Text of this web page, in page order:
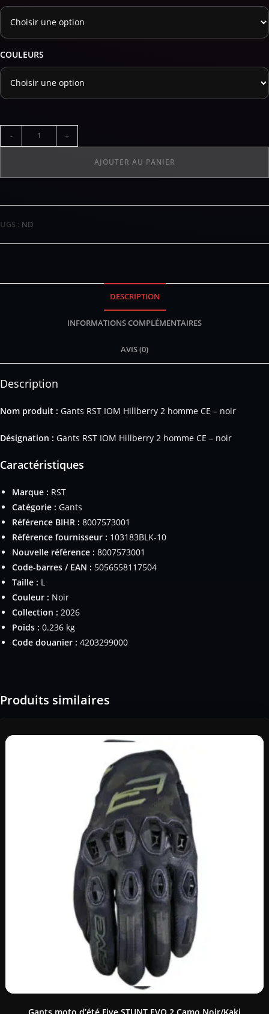
COULEURS
- +
AJOUTER AU PANIER
UGS : ND
DESCRIPTION
INFORMATIONS COMPLÉMENTAIRES
AVIS (0)
Description
Nom produit : Gants RST IOM Hillberry 2 homme CE – noir
Désignation : Gants RST IOM Hillberry 2 homme CE – noir
Caractéristiques
Marque : RST
Catégorie : Gants
Référence BIHR : 8007573001
Référence fournisseur : 103183BLK-10
Nouvelle référence : 8007573001
Code-barres / EAN : 5056558117504
Taille : L
Couleur : Noir
Collection : 2026
Poids : 0.236 kg
Code douanier : 4203299000
Produits similaires